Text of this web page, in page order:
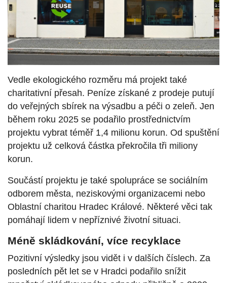
Vedle ekologického rozměru má projekt také
charitativní přesah. Peníze získané z prodeje putují
do veřejných sbírek na výsadbu a péči o zeleň. Jen
během roku 2025 se podařilo prostřednictvím
projektu vybrat téměř 1,4 milionu korun. Od spuštění
projektu už celková částka překročila tři miliony
korun.
Součástí projektu je také spolupráce se sociálním
odborem města, neziskovými organizacemi nebo
Oblastní charitou Hradec Králové. Některé věci tak
pomáhají lidem v nepříznivé životní situaci.
Méně skládkování, více recyklace
Pozitivní výsledky jsou vidět i v dalších číslech. Za
posledních pět let se v Hradci podařilo snížit